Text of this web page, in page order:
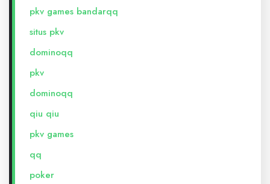
pkv games bandarqq
situs pkv
dominoqq
pkv
dominoqq
qiu qiu
pkv games
qq
poker